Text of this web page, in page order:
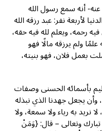
أنه سمع رسول الله
لأربعة نفر: عبد رزقه الله
رحمه، ويعلم لله فيه حقه،
ولم يرزقه مالًا فهو
بعمل فلان، فهو بنيته،
بأسمائه الحسنى وصفات
وأن يجعل جهدنا الذي نبذله
نريد به رياء ولا سمعة، ولا
وتعالى – قال: {وَمَنْ